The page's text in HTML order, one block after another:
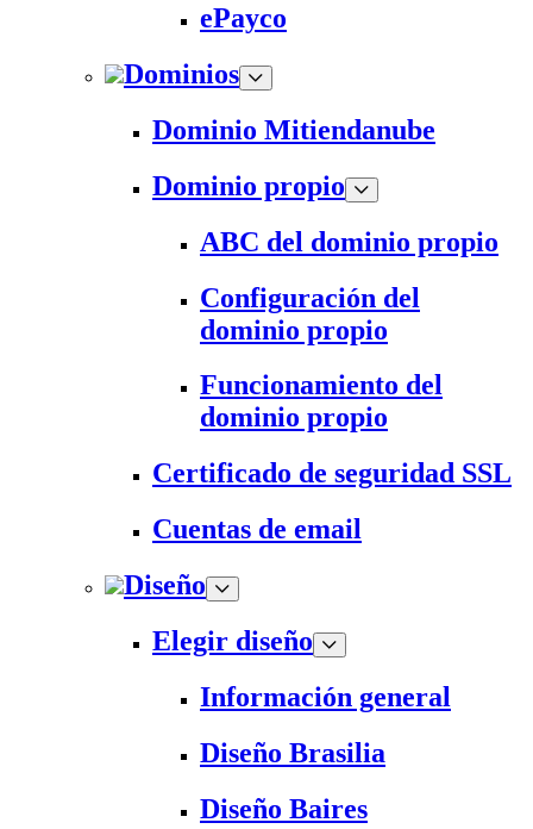
ePayco
Dominios
Dominio Mitiendanube
Dominio propio
ABC del dominio propio
Configuración del
dominio propio
Funcionamiento del
dominio propio
Certificado de seguridad SSL
Cuentas de email
Diseño
Elegir diseño
Información general
Diseño Brasilia
Diseño Baires